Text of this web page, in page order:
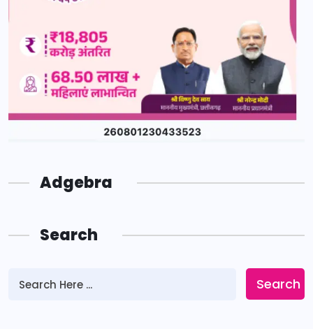
Adgebra
Search
Search